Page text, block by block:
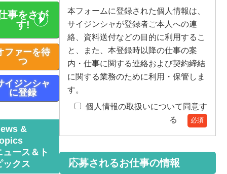
本フォームに登録された個人情報は、
サイジンシャが登録者ご本人への連
絡、資料送付などの目的に利用するこ
と、また、本登録時以降の仕事の案
内・仕事に関する連絡および契約締結
に関する業務のために利用・保管しま
す。
個人情報の取扱いについて同意す
る
必須
応募されるお仕事の情報
事をさが
す!
ファーを待
つ
イジンシャ
に登録
&
ュース＆ト
ックス